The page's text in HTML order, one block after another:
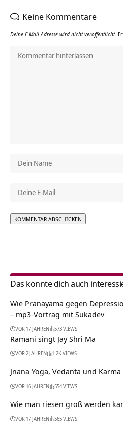
Keine Kommentare
Deine E-Mail-Adresse wird nicht veröffentlicht.
Das könnte dich auch
Wie Pranayama gegen
– mp3-Vortrag mit Sukadev
VOR 17 JAHREN 573 VIEWS
Ramani singt Jay Shri Ma
VOR 2 JAHREN 1.2K VIEWS
Jnana Yoga, Vedanta und Karma
VOR 16 JAHREN 554 VIEWS
Wie man riesen groß werden
VOR 17 JAHREN 565 VIEWS